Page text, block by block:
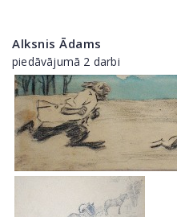
Alksnis Ādams
piedāvājumā 2 darbi